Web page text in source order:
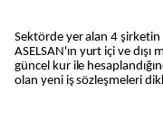
Sektörde yer alan 4 şirketin
ASELSAN'ın yurt içi ve
güncel kur ile
olan yeni iş sözleşmeleri